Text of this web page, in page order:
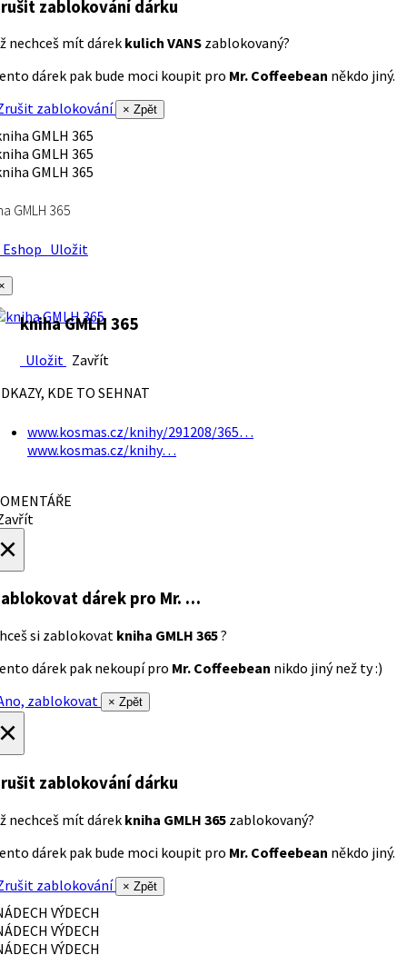
zablokování dárku
nechceš mít dárek kulich VANS zablokovaný?
dárek pak bude moci koupit pro Mr. Coffeebean někdo jiný.
zablokování
× Zpět
GMLH 365
Uložit
kniha GMLH 365
Uložit Zavřít
KDE TO SEHNAT
www.kosmas.cz/knihy/291208/365…
www.kosmas.cz/knihy…
dárek pro Mr. …
si zablokovat kniha GMLH 365?
dárek pak nekoupí pro Mr. Coffeebean nikdo jiný než ty :)
zablokovat
× Zpět
zablokování dárku
nechceš mít dárek kniha GMLH 365 zablokovaný?
dárek pak bude moci koupit pro Mr. Coffeebean někdo jiný.
zablokování
× Zpět